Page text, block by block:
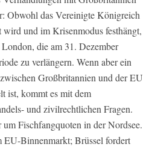
Obwohl das Vereinigte Königreich
und im Krisenmodus festhängt,
die am 31. Dezember
zu verlängern. Wenn aber ein
Großbritannien und der EU
ist, kommt es mit dem
und zivilrechtlichen Fragen.
Fischfangquoten in der Nordsee.
Binnenmarkt; Brüssel fordert